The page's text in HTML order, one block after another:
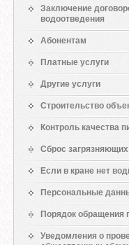
Заключение
водоотведения
Абонентам
Платные услуги
Другие услуги
Строительство
Контроль качества
Сброс
Если в кране нет
Персональные
Порядок обращения
Уведомления о